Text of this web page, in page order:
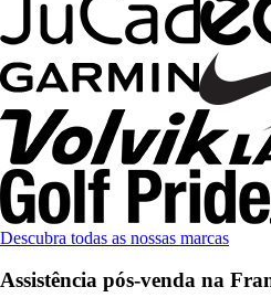
Descubra todas as nossas marcas
Assistência pós-venda na